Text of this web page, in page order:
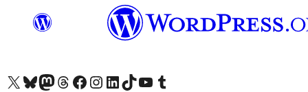
Visite a nossa conta X (antigo Twitter)
Visit our Bluesky account
Visit our Mastodon account
Visit our Threads account
Visite a nossa página do Facebook
Visite a nossa conta no Instagram
Visite a nossa conta no LinkedIn
Visit our TikTok account
Visit our YouTube channel
Visit our Tumblr account